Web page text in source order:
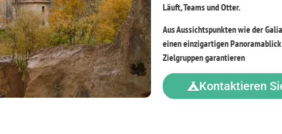
Läuft, Teams und Otter.
Aus Aussichtspunkten wie der
einen einzigartigen
Zielgruppen garantieren
Kontaktieren